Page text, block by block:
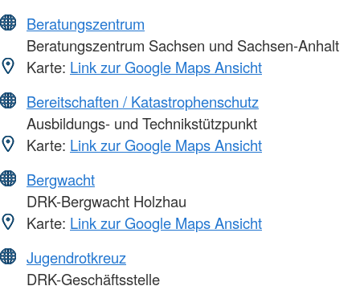
Beratungszentrum
Beratungszentrum Sachsen und Sachsen-Anhalt
Karte: Link zur Google Maps Ansicht
Bereitschaften / Katastrophenschutz
Ausbildungs- und Technikstützpunkt
Karte: Link zur Google Maps Ansicht
Bergwacht
DRK-Bergwacht Holzhau
Karte: Link zur Google Maps Ansicht
Jugendrotkreuz
DRK-Geschäftsstelle